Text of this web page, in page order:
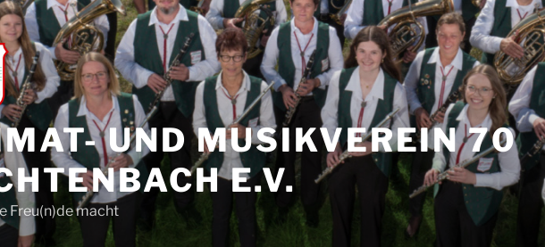
UND MUSIKVEREIN 70
E.V.
Freu(n)de macht